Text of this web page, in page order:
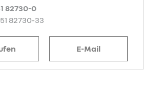
82730-0
82730-33
E-Mail